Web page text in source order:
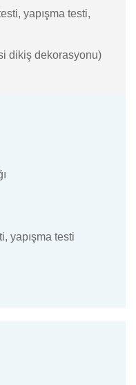
yapışma testi,
dikiş dekorasyonu)
yapışma testi